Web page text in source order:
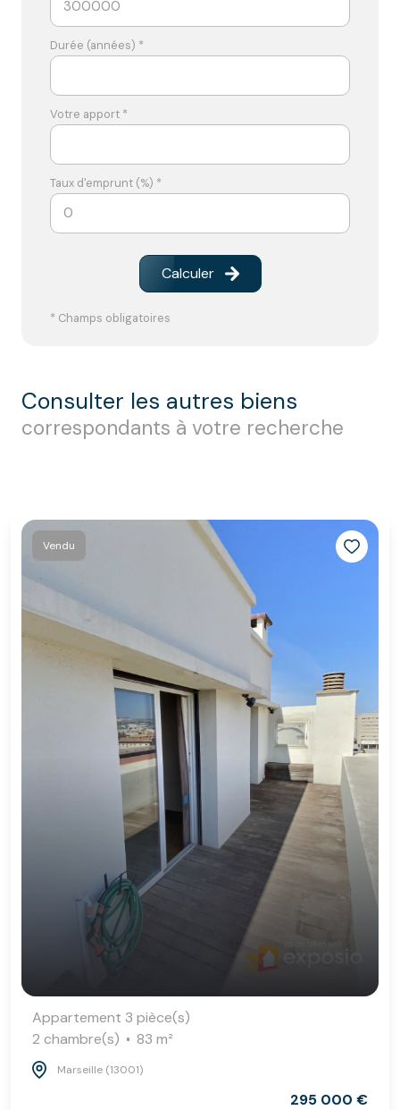
Durée (années) *
Votre apport *
Taux d'emprunt (%) *
Calculer
* Champs obligatoires
consulter les autres biens
correspondants à votre recherche
Vendu
Appartement 3 pièce(s)
2 chambre(s)
83 m²
Marseille (13001)
295 000 €